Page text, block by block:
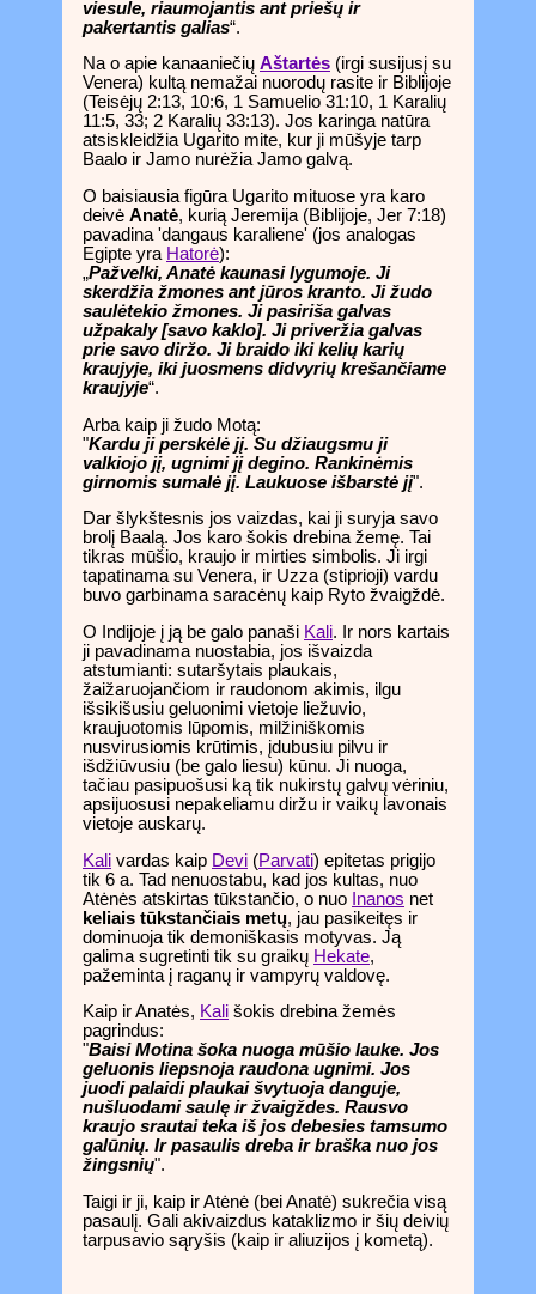
viesule, riaumojantis ant priešų ir
pakertantis galias“.
Na o apie kanaaniečių Aštartės (irgi susijusį su
Venera) kultą nemažai nuorodų rasite ir Biblijoje
(Teisėjų 2:13, 10:6, 1 Samuelio 31:10, 1 Karalių
11:5, 33; 2 Karalių 33:13). Jos karinga natūra
atsiskleidžia Ugarito mite, kur ji mūšyje tarp
Baalo ir Jamo nurėžia Jamo galvą.
O baisiausia figūra Ugarito mituose yra karo
deivė Anatė, kurią Jeremija (Biblijoje, Jer 7:18)
pavadina 'dangaus karaliene' (jos analogas
Egipte yra Hatorė):
„Pažvelki, Anatė kaunasi lygumoje. Ji
skerdžia žmones ant jūros kranto. Ji žudo
saulėtekio žmones. Ji pasiriša galvas
užpakaly [savo kaklo]. Ji priveržia galvas
prie savo diržo. Ji braido iki kelių karių
kraujyje, iki juosmens didvyrių krešančiame
kraujyje“.
Arba kaip ji žudo Motą:
"Kardu ji perskėlė jį. Su džiaugsmu ji
valkiojo jį, ugnimi jį degino. Rankinėmis
girnomis sumalė jį. Laukuose išbarstė jį".
Dar šlykštesnis jos vaizdas, kai ji suryja savo
brolį Baalą. Jos karo šokis drebina žemę. Tai
tikras mūšio, kraujo ir mirties simbolis. Ji irgi
tapatinama su Venera, ir Uzza (stiprioji) vardu
buvo garbinama saracėnų kaip Ryto žvaigždė.
O Indijoje į ją be galo panaši Kali. Ir nors kartais
ji pavadinama nuostabia, jos išvaizda
atstumianti: sutaršytais plaukais,
žaižaruojančiom ir raudonom akimis, ilgu
išsikišusiu geluonimi vietoje liežuvio,
kraujuotomis lūpomis, milžiniškomis
nusvirusiomis krūtimis, įdubusiu pilvu ir
išdžiūvusiu (be galo liesu) kūnu. Ji nuoga,
tačiau pasipuošusi ką tik nukirstų galvų vėriniu,
apsijuosusi nepakeliamu diržu ir vaikų lavonais
vietoje auskarų.
Kali vardas kaip Devi (Parvati) epitetas prigijo
tik 6 a. Tad nenuostabu, kad jos kultas, nuo
Atėnės atskirtas tūkstančio, o nuo Inanos net
keliais tūkstančiais metų, jau pasikeitęs ir
dominuoja tik demoniškasis motyvas. Ją
galima sugretinti tik su graikų Hekate,
pažeminta į raganų ir vampyrų valdovę.
Kaip ir Anatės, Kali šokis drebina žemės
pagrindus:
"Baisi Motina šoka nuoga mūšio lauke. Jos
geluonis liepsnoja raudona ugnimi. Jos
juodi palaidi plaukai švytuoja danguje,
nušluodami saulę ir žvaigždes. Rausvo
kraujo srautai teka iš jos debesies tamsumo
galūnių. Ir pasaulis dreba ir braška nuo jos
žingsnių".
Taigi ir ji, kaip ir Atėnė (bei Anatė) sukrečia visą
pasaulį. Gali akivaizdus kataklizmo ir šių deivių
tarpusavio sąryšis (kaip ir aliuzijos į kometą).